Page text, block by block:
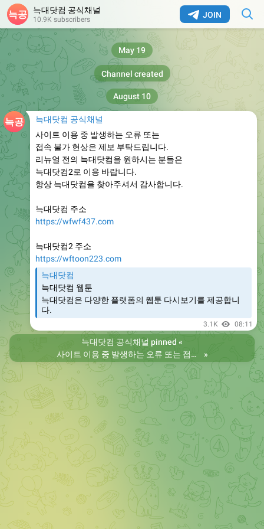
JOIN
늑대닷컴 공식채널
10.9K subscribers
Channel created
May 19
늑대닷컴 공식채널
사이트 이용 중 발생하는 오류 또는
접속 불가 현상은 제보 부탁드립니다.
리뉴얼 전의 늑대닷컴을 원하시는 분들은
늑대닷컴2로 이용 바랍니다.
항상 늑대닷컴을 찾아주셔서 감사합니다.
늑대닷컴 주소
https://wfwf437.com
늑대닷컴2 주소
https://wftoon223.com
늑대닷컴
늑대닷컴 웹툰
늑대닷컴은 다양한 플랫폼의 웹툰 다시보기를 제공합니
다.
3.1K 08:11
August 10
늑대닷컴 공식채널 pinned «
사이트 이용 중 발생하는 오류 또는 접속 불가 현상은 제보 부탁드립니다. 리뉴얼 전의 늑대닷컴을 원하시는 분들은 늑대닷컴2로 이용 바랍니다. 항상 늑대닷컴을 찾아주셔서 감사합니다. 늑대닷컴 주소 https://wfwf437.com 늑대닷컴2 주소 https://wftoon223.com
»